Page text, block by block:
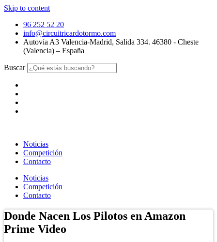
Skip to content
96 252 52 20
info@circuitricardotormo.com
Autovía A3 Valencia-Madrid, Salida 334. 46380 - Cheste
(Valencia) – España
Buscar
Noticias
Competición
Contacto
Noticias
Competición
Contacto
Donde Nacen Los Pilotos en Amazon
Prime Video